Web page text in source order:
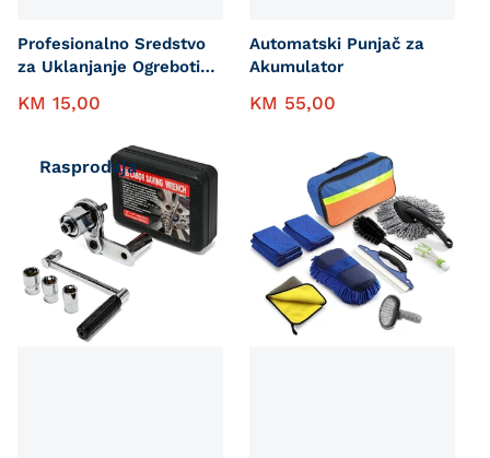
Profesionalno Sredstvo
za Uklanjanje Ogrebotina
KM 15,00
Automatski Punjač za
Akumulator
KM 55,00
Rasprodaja